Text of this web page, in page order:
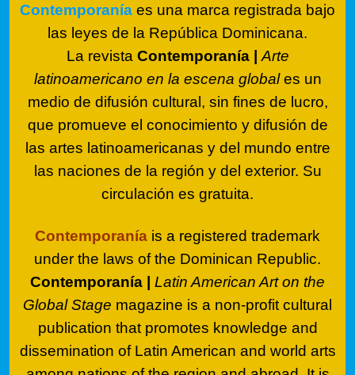
Contemporanía es una marca registrada bajo
las leyes de la República Dominicana.
La revista Contemporanía |
Arte
latinoamericano en la escena globales un
medio de difusión cultural, sin fines de lucro,
que promueve el conocimiento y difusión de
las artes latinoamericanas y del mundo entre
las naciones de la región y del exterior. Su
circulación es gratuita.
Contemporanía is a registered trademark
under the laws of the Dominican Republic.
Contemporanía |
Latin American Art on the
Global Stage magazine is a non-profit cultural
publication that promotes knowledge and
dissemination of Latin American and world arts